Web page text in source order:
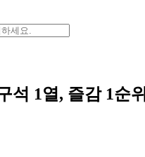
석 1열, 즐감 1순위